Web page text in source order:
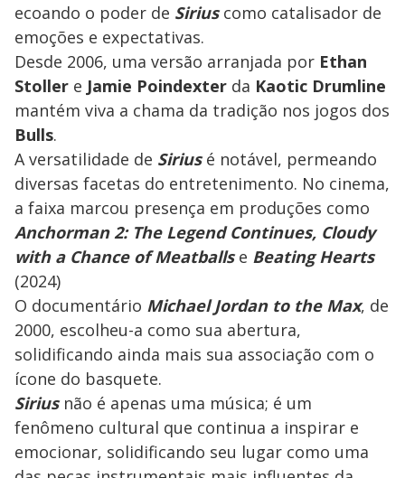
ecoando o poder de Siriuscomo catalisador de
emoções e expectativas.
Desde 2006, uma versão arranjada por Ethan
Stoller e Jamie Poindexter da Kaotic Drumline
mantém viva a chama da tradição nos jogos dos
Bulls.
A versatilidade de Siriusé notável, permeando
diversas facetas do entretenimento. No cinema,
a faixa marcou presença em produções como
Anchorman 2: The Legend Continues, Cloudy
with a Chance of Meatballse Beating Hearts
(2024)
O documentário Michael Jordan to the Max, de
2000, escolheu-a como sua abertura,
solidificando ainda mais sua associação com o
ícone do basquete.
Siriusnão é apenas uma música; é um
fenômeno cultural que continua a inspirar e
emocionar, solidificando seu lugar como uma